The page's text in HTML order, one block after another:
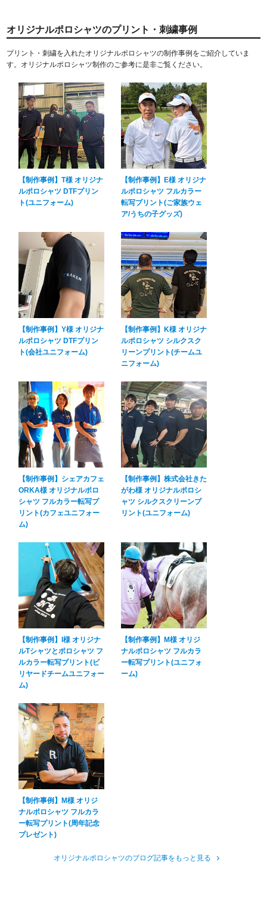
オリジナルポロシャツのプリント・刺繍事例
プリント・刺繍を入れたオリジナルポロシャツの制作事例をご紹介していま
す。オリジナルポロシャツ制作のご参考に是非ご覧ください。
【制作事例】T様 オリジナ
ルポロシャツ DTFプリン
ト(ユニフォーム)
【制作事例】E様 オリジナ
ルポロシャツ フルカラー
転写プリント(ご家族ウェ
ア/うちの子グッズ)
【制作事例】Y様 オリジナ
ルポロシャツ DTFプリン
ト(会社ユニフォーム)
【制作事例】K様 オリジナ
ルポロシャツ シルクスク
リーンプリント(チームユ
ニフォーム)
【制作事例】シェアカフェ
ORKA様 オリジナルポロ
シャツ フルカラー転写プ
リント(カフェユニフォー
ム)
【制作事例】株式会社きた
がわ様 オリジナルポロシ
ャツ シルクスクリーンプ
リント(ユニフォーム)
【制作事例】I様 オリジナ
ルTシャツとポロシャツ フ
ルカラー転写プリント(ビ
リヤードチームユニフォー
ム)
【制作事例】M様 オリジ
ナルポロシャツ フルカラ
ー転写プリント(ユニフォ
ーム)
【制作事例】M様 オリジ
ナルポロシャツ フルカラ
ー転写プリント(周年記念
プレゼント)
オリジナルポロシャツのブログ記事をもっと見る